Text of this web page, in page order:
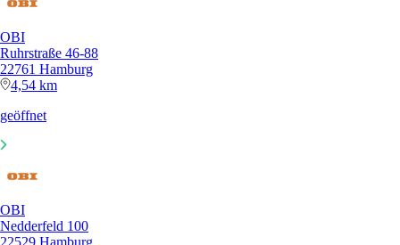
OBI
Ruhrstraße 46-88
22761 Hamburg
4,54 km
geöffnet
OBI
Nedderfeld 100
22529 Hamburg